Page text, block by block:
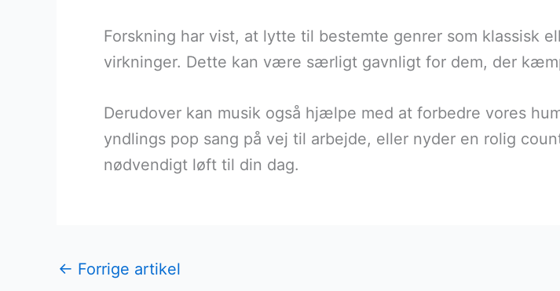
Forskning har vist, at lytte til bestemte genrer som klassisk
virkninger. Dette kan være særligt gavnligt for dem, der
Derudover kan musik også hjælpe med at forbedre vores
yndlings pop sang på vej til arbejde, eller nyder en rolig
nødvendigt løft til din dag.
← Forrige artikel